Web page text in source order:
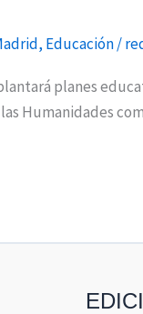
, Educación/
planes
Humanidades